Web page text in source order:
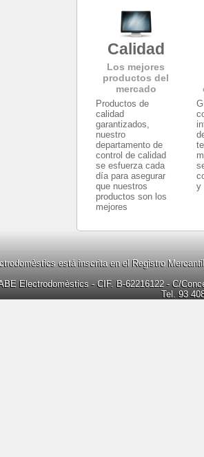
Calidad
Los mejores
productos del
mercado
Productos de
calidad
garantizados,
nuestro
departamento de
control de calidad
se esfuerza cada
día para asegurar
que nuestros
productos son los
mejores
y
está inscrita en el Registro
Electrodomèstics - CIF. B-62216122 - C/
Tel. 93